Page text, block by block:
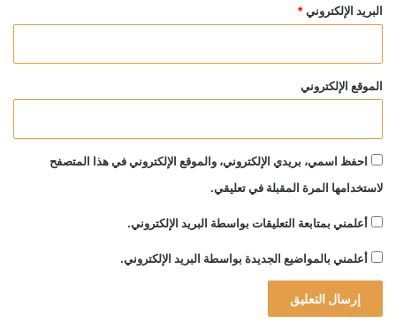
البريد الإلكتروني *
الموقع الإلكتروني
احفظ اسمي، بريدي الإلكتروني، والموقع الإلكتروني في هذا المتصفح
لاستخدامها المرة المقبلة في تعليقي.
أعلمني بمتابعة التعليقات بواسطة البريد الإلكتروني.
أعلمني بالمواضيع الجديدة بواسطة البريد الإلكتروني.